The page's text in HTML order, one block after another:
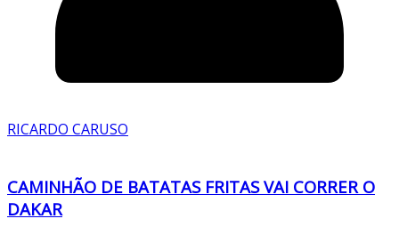
RICARDO CARUSO
CAMINHÃO DE BATATAS FRITAS VAI CORRER O
DAKAR